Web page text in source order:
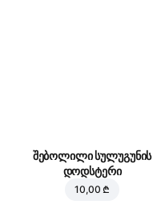
შებოლილი სულუგუნის
დოდსტერი
10,00 ₾